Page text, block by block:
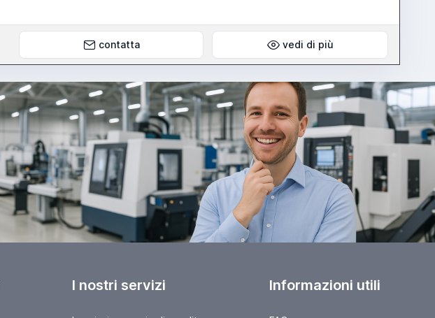
contatta vedi di più
I nostri servizi Informazioni utili